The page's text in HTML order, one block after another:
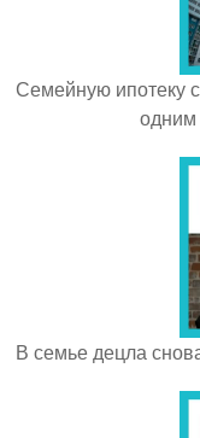
Семейную ипотеку
одним
В семье децла